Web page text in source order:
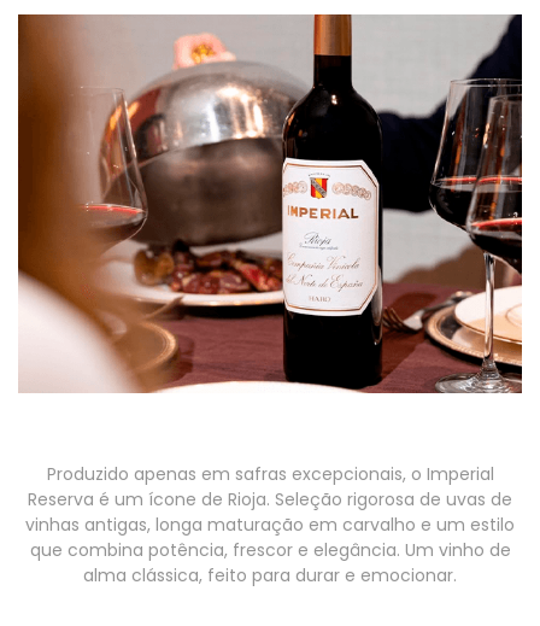
Produzido apenas em safras excepcionais, o Imperial
Reserva é um ícone de Rioja. Seleção rigorosa de uvas de
vinhas antigas, longa maturação em carvalho e um estilo
que combina potência, frescor e elegância. Um vinho de
alma clássica, feito para durar e emocionar.